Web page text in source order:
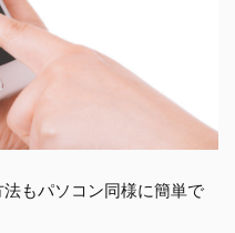
もパソコン同様に簡単で